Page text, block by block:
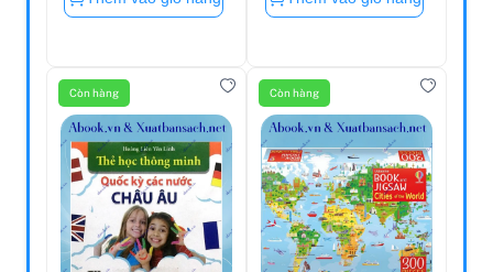
Còn hàng Còn hàng